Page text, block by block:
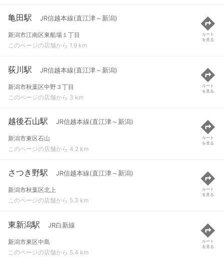
亀田駅 JR信越本線(直江津～新潟)
新潟市江南区東船場１丁目
このページの店舗から 1.9 km
ルート
を見る
荻川駅 JR信越本線(直江津～新潟)
新潟市秋葉区中野３丁目
このページの店舗から 3 km
ルート
を見る
越後石山駅 JR信越本線(直江津～新潟)
新潟市東区石山
このページの店舗から 4.2 km
ルート
を見る
さつき野駅 JR信越本線(直江津～新潟)
新潟市秋葉区北上
このページの店舗から 5.3 km
ルート
を見る
東新潟駅 JR白新線
新潟市東区中島
このページの店舗から 5.4 km
ルート
を見る